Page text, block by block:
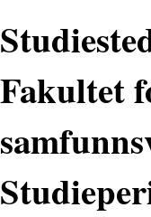
Fakultet